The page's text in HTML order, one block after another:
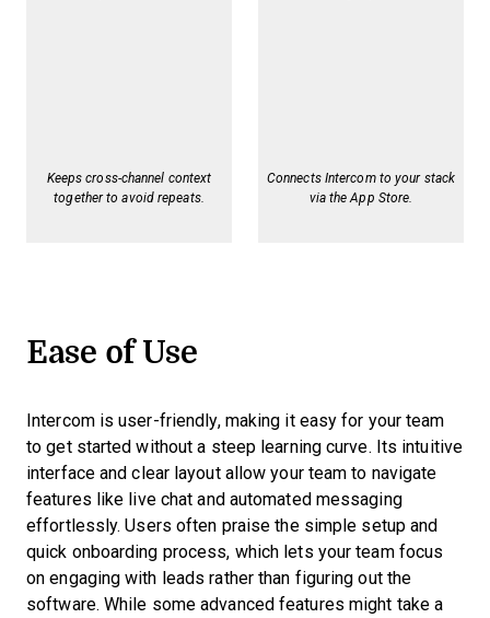
Keeps cross-channel context
together to avoid repeats.
Connects Intercom to your stack
via the App Store.
Ease of Use
Intercom is user-friendly, making it easy for your team
to get started without a steep learning curve. Its intuitive
interface and clear layout allow your team to navigate
features like live chat and automated messaging
effortlessly. Users often praise the simple setup and
quick onboarding process, which lets your team focus
on engaging with leads rather than figuring out the
software. While some advanced features might take a